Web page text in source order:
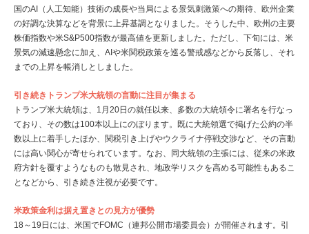
国のAI（人工知能）技術の成長や当局による景気刺激策への期待、欧州企業
の好調な決算などを背景に上昇基調となりました。そうした中、欧州の主要
株価指数や米S&P500指数が最高値を更新しました。ただし、下旬には、米
景気の減速懸念に加え、AIや米関税政策を巡る警戒感などから反落し、それ
までの上昇を帳消しとしました。
引き続きトランプ米大統領の言動に注目が集まる
トランプ米大統領は、1月20日の就任以来、多数の大統領令に署名を行なっ
ており、その数は100本以上にのぼります。既に大統領選で掲げた公約の半
数以上に着手したほか、関税引き上げやウクライナ停戦交渉など、その言動
には高い関心が寄せられています。なお、同大統領の主張には、従来の米政
府方針を覆すようなものも散見され、地政学リスクを高める可能性もあるこ
となどから、引き続き注視が必要です。
米政策金利は据え置きとの見方が優勢
18～19日には、米国でFOMC（連邦公開市場委員会）が開催されます。引